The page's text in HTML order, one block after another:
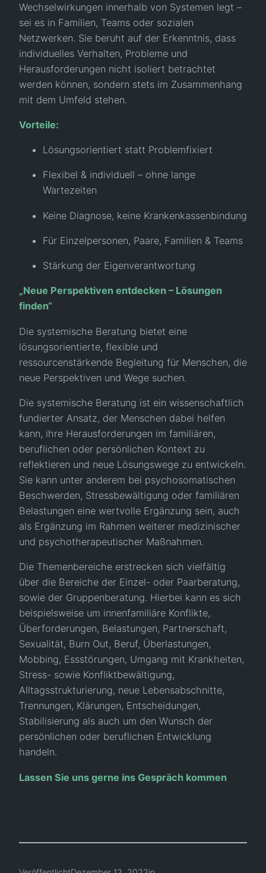
Wechselwirkungen innerhalb von Systemen legt –
sei es in Familien, Teams oder sozialen
Netzwerken. Sie beruht auf der Erkenntnis, dass
individuelles Verhalten, Probleme und
Herausforderungen nicht isoliert betrachtet
werden können, sondern stets im Zusammenhang
mit dem Umfeld stehen.
Vorteile:
Lösungsorientiert statt Problemfixiert
Flexibel & individuell – ohne lange
Wartezeiten
Keine Diagnose, keine Krankenkassenbindung
Für Einzelpersonen, Paare, Familien & Teams
Stärkung der Eigenverantwortung
„Neue Perspektiven entdecken – Lösungen
finden“
Die systemische Beratung bietet eine
lösungsorientierte, flexible und
ressourcenstärkende Begleitung für Menschen, die
neue Perspektiven und Wege suchen.
Die systemische Beratung ist ein wissenschaftlich
fundierter Ansatz, der Menschen dabei helfen
kann, ihre Herausforderungen im familiären,
beruflichen oder persönlichen Kontext zu
reflektieren und neue Lösungswege zu entwickeln.
Sie kann unter anderem bei psychosomatischen
Beschwerden, Stressbewältigung oder familiären
Belastungen eine wertvolle Ergänzung sein, auch
als Ergänzung im Rahmen weiterer medizinischer
und psychotherapeutischer Maßnahmen.
Die Themenbereiche erstrecken sich vielfältig
über die Bereiche der Einzel- oder Paarberatung,
sowie der Gruppenberatung. Hierbei kann es sich
beispielsweise um innenfamiliäre Konflikte,
Überforderungen, Belastungen, Partnerschaft,
Sexualität, Burn Out, Beruf, Überlastungen,
Mobbing, Essstörungen, Umgang mit Krankheiten,
Stress- sowie Konfliktbewältigung,
Alltagsstrukturierung, neue Lebensabschnitte,
Trennungen, Klärungen, Entscheidungen,
Stabilisierung als auch um den Wunsch der
persönlichen oder beruflichen Entwicklung
handeln.
Lassen Sie uns gerne ins Gespräch kommen